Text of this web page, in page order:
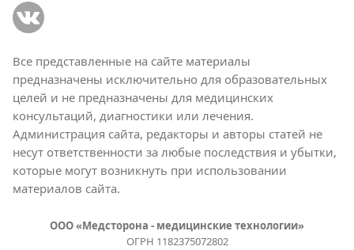
Все представленные на сайте материалы
предназначены исключительно для образовательных
целей и не предназначены для медицинских
консультаций, диагностики или лечения.
Администрация сайта, редакторы и авторы статей не
несут ответственности за любые последствия и убытки,
которые могут возникнуть при использовании
материалов сайта.
ООО «Медсторона - медицинские технологии»
ОГРН 1182375072802